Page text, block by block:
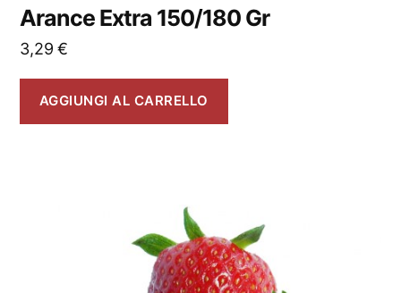
Arance Extra 150/180 Gr
3,29€
AGGIUNGI AL CARRELLO